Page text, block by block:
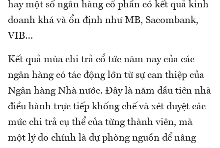
hay một số ngân hàng cổ phần có kết quả kinh
doanh khá và ổn định như MB, Sacombank,
VIB…
Kết quả mùa chi trả cổ tức năm nay của các
ngân hàng có tác động lớn từ sự can thiệp của
Ngân hàng Nhà nước. Đây là năm đầu tiên nhà
điều hành trực tiếp khống chế và xét duyệt các
mức chi trả cụ thể của từng thành viên, mà
một lý do chính là dự phòng nguồn để nâng